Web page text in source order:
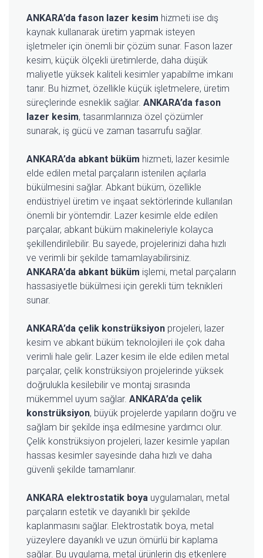
ANKARA’da fason lazer kesim hizmeti ise dış
kaynak kullanarak üretim yapmak isteyen
işletmeler için önemli bir çözüm sunar. Fason lazer
kesim, küçük ölçekli üretimlerde, daha düşük
maliyetle yüksek kaliteli kesimler yapabilme imkanı
tanır. Bu hizmet, özellikle küçük işletmelere, üretim
süreçlerinde esneklik sağlar. ANKARA’da fason
lazer kesim, tasarımlarınıza özel çözümler
sunarak, iş gücü ve zaman tasarrufu sağlar.
ANKARA’da abkant büküm hizmeti, lazer kesimle
elde edilen metal parçaların istenilen açılarla
bükülmesini sağlar. Abkant büküm, özellikle
endüstriyel üretim ve inşaat sektörlerinde kullanılan
önemli bir yöntemdir. Lazer kesimle elde edilen
parçalar, abkant büküm makineleriyle kolayca
şekillendirilebilir. Bu sayede, projelerinizi daha hızlı
ve verimli bir şekilde tamamlayabilirsiniz.
ANKARA’da abkant büküm işlemi, metal parçaların
hassasiyetle bükülmesi için gerekli tüm teknikleri
sunar.
ANKARA’da çelik konstrüksiyon projeleri, lazer
kesim ve abkant büküm teknolojileri ile çok daha
verimli hale gelir. Lazer kesim ile elde edilen metal
parçalar, çelik konstrüksiyon projelerinde yüksek
doğrulukla kesilebilir ve montaj sırasında
mükemmel uyum sağlar. ANKARA’da çelik
konstrüksiyon, büyük projelerde yapıların doğru ve
sağlam bir şekilde inşa edilmesine yardımcı olur.
Çelik konstrüksiyon projeleri, lazer kesimle yapılan
hassas kesimler sayesinde daha hızlı ve daha
güvenli şekilde tamamlanır.
ANKARA elektrostatik boya uygulamaları, metal
parçaların estetik ve dayanıklı bir şekilde
kaplanmasını sağlar. Elektrostatik boya, metal
yüzeylere dayanıklı ve uzun ömürlü bir kaplama
sağlar. Bu uygulama, metal ürünlerin dış etkenlere